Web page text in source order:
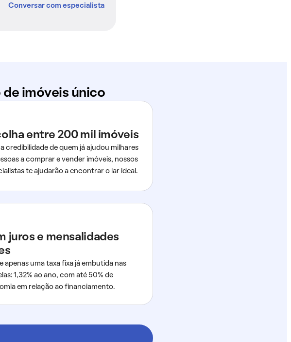
Conversar com especialista
imóveis único
entre 200 mil imóveis
credibilidade de quem já ajudou milhares
a comprar e vender imóveis, nossos
te ajudarão a encontrar o lar ideal.
juros e mensalidades
apenas uma taxa fixa já embutida nas
1,32% ao ano, com até 50% de
em relação ao financiamento.